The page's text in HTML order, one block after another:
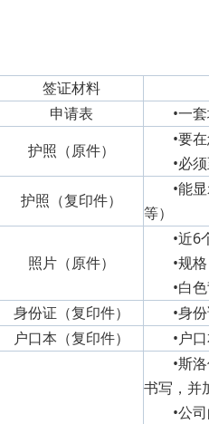
签证材料
申请表
•一
护照（原件）
•要
•必
护照（复印件）
•能
等）
照片（原件）
•近6
•规
•白
身份证（复印件）
•身
户口本（复印件）
•户
•斯
书写，并
•公